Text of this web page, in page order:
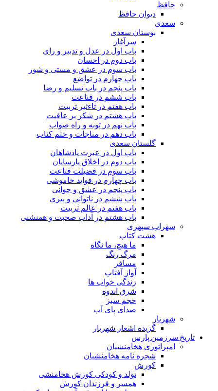
حافظ
دیوان حافظ
سعدی
بوستان سعدی
سرآغاز
باب اول در عدل و تدبیر و رای
باب دوم در احسان
باب سوم در عشق و مستی و شور
باب چهارم در تواضع
باب پنجم در باب تسلیم و رضا
باب ششم در قناعت
باب هفتم در تاءثیر تربیت
باب هشتم در شکر بر عافیت
باب نهم در توبه و راه صواب
باب دهم در مناجات و ختم کتاب
گلستان سعدی
باب اول در عبرت پادشاهان
باب دوم در اخلاق پارسایان
باب سوم در فضیلت قناعت
باب چهارم در فواید خاموشى
باب پنجم در عشق و جوانى
باب ششم در ناتوانى و پیرى
باب هفتم در عالم تربیت
باب هشتم در آداب صحبت و همنشنى
سهراب سپهری
هشت کتاب
ما هیچ، ما نگاه
مرگ رنگ
مسافر
آواز آفتاب
زندگی خواب ها
شرق اندوه
حجم سبز
صدای پای آب
شهریار
گزیده اشعار شهریار
تاریخ سرزمین پارس
امپراتوری هخامنشیان
شجره نامه هخامنشیان
کورش
تولد و کودکی کورش هخامنشی
همسر و فرزندان کورش